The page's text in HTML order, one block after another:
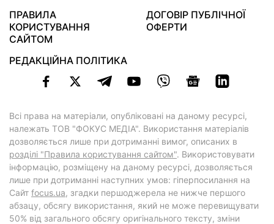
ПРАВИЛА
КОРИСТУВАННЯ
САЙТОМ
ДОГОВІР ПУБЛІЧНОЇ
ОФЕРТИ
РЕДАКЦІЙНА ПОЛІТИКА
Всі права на матеріали, опубліковані на даному ресурсі,
належать ТОВ "ФОКУС МЕДІА". Використання матеріалів
дозволяється лише при дотриманні вимог, описаних в
розділі "Правила користування сайтом". Використовувати
інформацію, розміщену на даному ресурсі, дозволяється
лише при дотриманні наступних умов: гіперпосилання на
Cайт focus.ua, згадки першоджерела не нижче першого
абзацу, обсягу використання, який не може перевищувати
50% від загального обсягу оригінального тексту, зміни